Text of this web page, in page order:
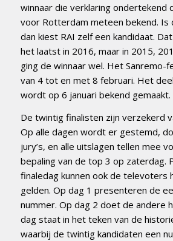
winnaar die verklaring ondertekend
voor Rotterdam meteen bekend. Is
dan kiest RAI zelf een kandidaat.
het laatst in 2016, maar in 2015,
ging de winnaar wel. Het Sanremo-
van 4 tot en met 8 februari. Het
wordt op 6 januari bekend gemaakt.
De twintig finalisten zijn verzekerd
Op alle dagen wordt er gestemd,
jury’s, en alle uitslagen tellen mee
bepaling van de top 3 op zaterdag.
finaledag kunnen ook de televoters
gelden. Op dag 1 presenteren de
nummer. Op dag 2 doet de andere
dag staat in het teken van de
waarbij de twintig kandidaten een